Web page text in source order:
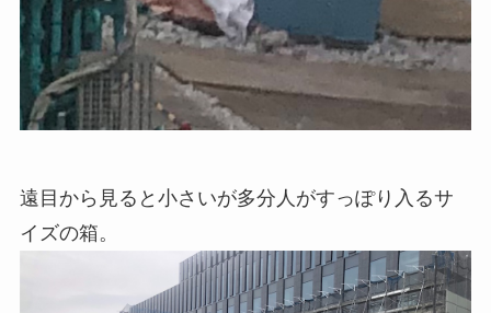
遠目から見ると小さいが多分人がすっぽり入るサ
イズの箱。